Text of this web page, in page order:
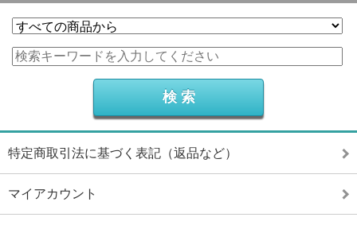
特定商取引法に基づく表記（返品など）
マイアカウント